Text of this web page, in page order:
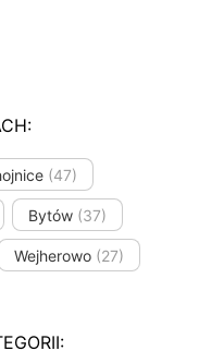
(47)
Bytów (37)
Wejherowo (27)